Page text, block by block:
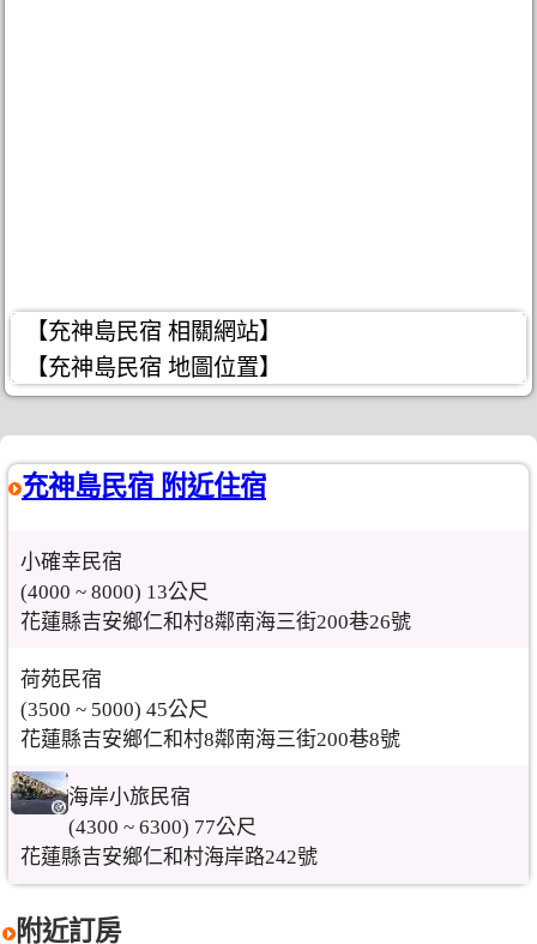
【充神島民宿 相關網站】
【充神島民宿 地圖位置】
充神島民宿 附近住宿
小確幸民宿
(4000 ~ 8000) 13公尺
花蓮縣吉安鄉仁和村8鄰南海三街200巷26號
荷苑民宿
(3500 ~ 5000) 45公尺
花蓮縣吉安鄉仁和村8鄰南海三街200巷8號
海岸小旅民宿
(4300 ~ 6300) 77公尺
花蓮縣吉安鄉仁和村海岸路242號
附近訂房